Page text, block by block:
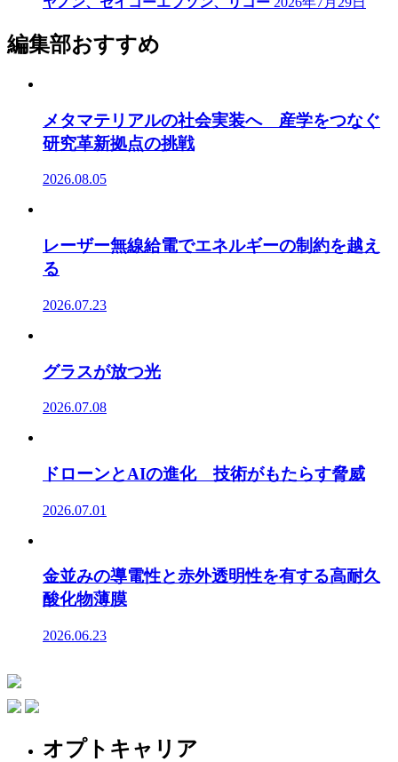
編集部おすすめ
メタマテリアルの社会実装へ 産学をつなぐ
研究革新拠点の挑戦
2026.08.05
レーザー無線給電でエネルギーの制約を越え
る
2026.07.23
グラスが放つ光
2026.07.08
ドローンとAIの進化 技術がもたらす脅威
2026.07.01
金並みの導電性と赤外透明性を有する高耐久
酸化物薄膜
2026.06.23
オプトキャリア